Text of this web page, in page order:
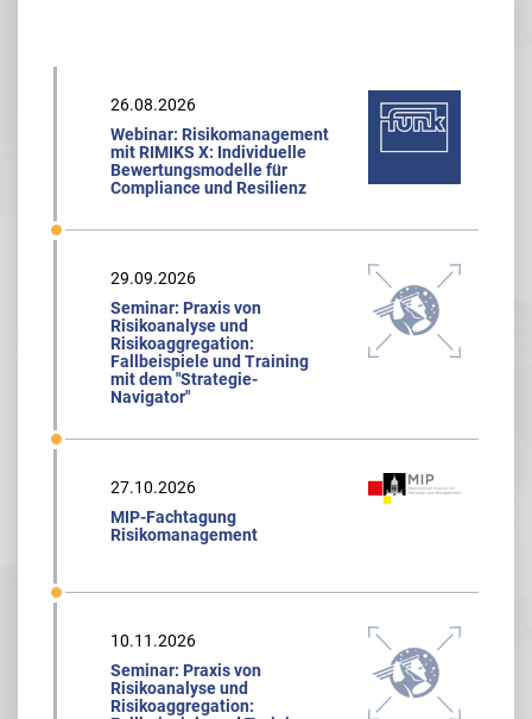
26.08.2026
Webinar: Risikomanagement
mit RIMIKS X: Individuelle
Bewertungsmodelle für
Compliance und Resilienz
29.09.2026
Seminar: Praxis von
Risikoanalyse und
Risikoaggregation:
Fallbeispiele und Training
mit dem "Strategie-
Navigator"
27.10.2026
MIP-Fachtagung
Risikomanagement
10.11.2026
Seminar: Praxis von
Risikoanalyse und
Risikoaggregation: